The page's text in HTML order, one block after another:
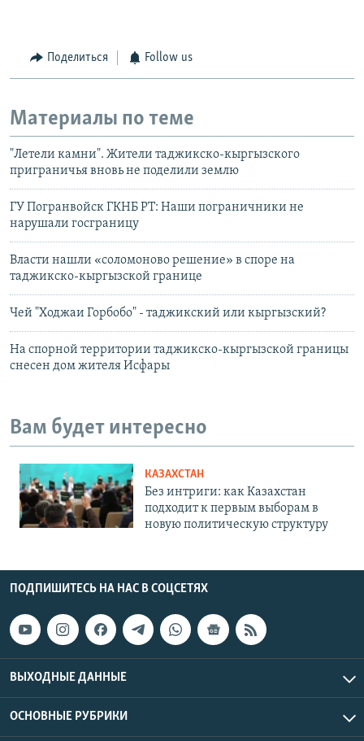
Поделиться Follow us
Материалы по теме
"Летели камни". Жители таджикско-кыргызского
приграничья вновь не поделили землю
ГУ Погранвойск ГКНБ РТ: Наши пограничники не
нарушали госграницу
Власти нашли «соломоново решение» в споре на
таджикско-кыргызской границе
Чей "Ходжаи Горбобо" - таджикский или кыргызский?
На спорной территории таджикско-кыргызской границы
снесен дом жителя Исфары
Вам будет интересно
КАЗАХСТАН
Без интриги: как Казахстан
подходит к первым выборам в
новую политическую структуру
ПОДПИШИТЕСЬ НА НАС В СОЦСЕТЯХ
ВЫХОДНЫЕ ДАННЫЕ
ОСНОВНЫЕ РУБРИКИ